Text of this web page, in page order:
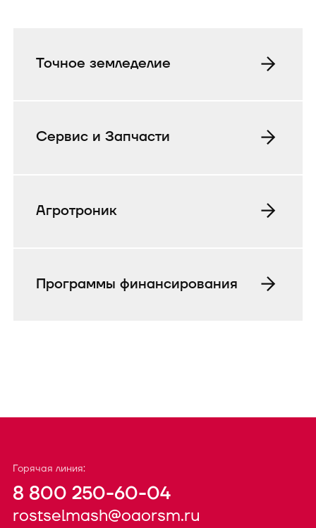
Точное земледелие
Сервис и Запчасти
Агротроник
Программы финансирования
Горячая линия:
8 800 250-60-04
rostselmash@oaorsm.ru